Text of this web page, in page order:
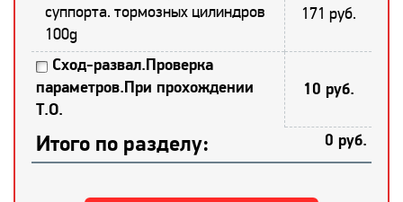
суппорта. тормозных цилиндров
100g
171 руб.
Сход-развал.Проверка
параметров.При прохождении
Т.О.
10 руб.
Итого по разделу: 0 руб.